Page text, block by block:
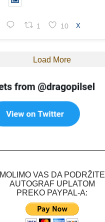
1 10 X
Load More
MOLIMO VAS DA PODRŽITE
AUTOGRAF UPLATOM
PREKO PAYPAL-A: